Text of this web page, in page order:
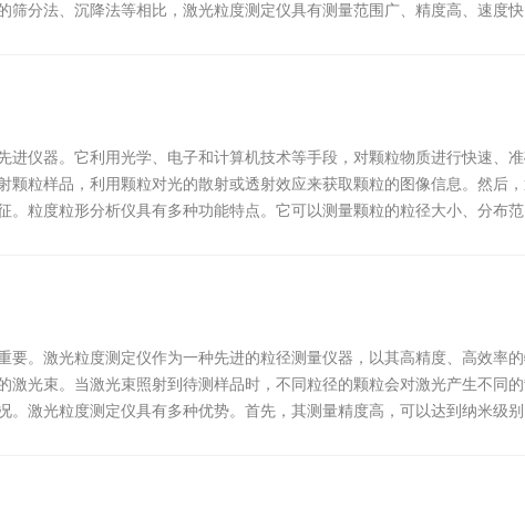
分法、沉降法等相比，激光粒度测定仪具有测量范围广、精度高、速度
仪器。它利用光学、电子和计算机技术等手段，对颗粒物质进行快速、
粒样品，利用颗粒对光的散射或透射效应来获取颗粒的图像信息。然后
粒度粒形分析仪具有多种功能特点。它可以测量颗粒的粒径大小、分布范
。激光粒度测定仪作为一种先进的粒径测量仪器，以其高精度、高效率
光束。当激光束照射到待测样品时，不同粒径的颗粒会对激光产生不同
激光粒度测定仪具有多种优势。首先，其测量精度高，可以达到纳米级